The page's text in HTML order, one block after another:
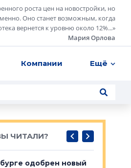
роста цен на новостройки, но
Оно станет возможным, когда
вернется к уровню около 12%...»
Мария Орлова
Компании Ещё
ЧИТАЛИ?
одобрен новый